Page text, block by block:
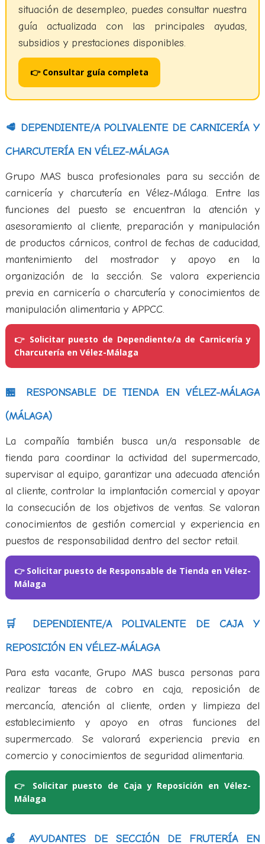
situación de desempleo, puedes consultar nuestra
guía actualizada con las principales ayudas,
subsidios y prestaciones disponibles.
👉 Consultar guía completa
🥩 DEPENDIENTE/A POLIVALENTE DE CARNICERÍA Y
CHARCUTERÍA EN VÉLEZ-MÁLAGA
Grupo MAS busca profesionales para su sección de
carnicería y charcutería en Vélez-Málaga. Entre las
funciones del puesto se encuentran la atención y
asesoramiento al cliente, preparación y manipulación
de productos cárnicos, control de fechas de caducidad,
mantenimiento del mostrador y apoyo en la
organización de la sección. Se valora experiencia
previa en carnicería o charcutería y conocimientos de
manipulación alimentaria y APPCC.
👉 Solicitar puesto de Dependiente/a de Carnicería y
Charcutería en Vélez-Málaga
🏪 RESPONSABLE DE TIENDA EN VÉLEZ-MÁLAGA
(MÁLAGA)
La compañía también busca un/a responsable de
tienda para coordinar la actividad del supermercado,
supervisar al equipo, garantizar una adecuada atención
al cliente, controlar la implantación comercial y apoyar
la consecución de los objetivos de ventas. Se valoran
conocimientos de gestión comercial y experiencia en
puestos de responsabilidad dentro del sector retail.
👉 Solicitar puesto de Responsable de Tienda en Vélez-
Málaga
🛒 DEPENDIENTE/A POLIVALENTE DE CAJA Y
REPOSICIÓN EN VÉLEZ-MÁLAGA
Para esta vacante, Grupo MAS busca personas para
realizar tareas de cobro en caja, reposición de
mercancía, atención al cliente, orden y limpieza del
establecimiento y apoyo en otras funciones del
supermercado. Se valorará experiencia previa en
comercio y conocimientos de seguridad alimentaria.
👉 Solicitar puesto de Caja y Reposición en Vélez-
Málaga
🍎 AYUDANTES DE SECCIÓN DE FRUTERÍA EN